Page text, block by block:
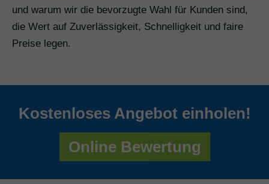
und warum wir die bevorzugte Wahl für Kunden sind,
die Wert auf Zuverlässigkeit, Schnelligkeit und faire
Preise legen.
Kostenloses Angebot einholen!
Online Bewertung